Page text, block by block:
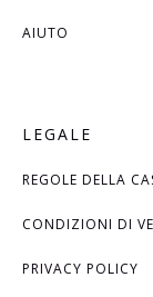
AIUTO
LEGALE
REGOLE DELLA
CONDIZIONI DI
PRIVACY POLICY